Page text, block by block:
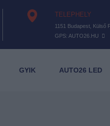
TELEPHELY
1151 Budapest, Külső
GPS: AUTO26.HU
GYIK AUTO26 LED